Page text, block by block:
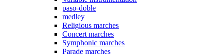
paso-doble
medley
Religious marches
Concert marches
Symphonic marches
Parade marches